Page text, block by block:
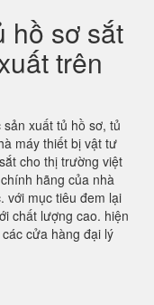
hồ sơ sắt
trên
xuất tủ hồ sơ, tủ
máy thiết bị vật tư
cho thị trường việt
hãng của nhà
với mục tiêu đem lại
chất lượng cao. hiện
cửa hàng đại lý